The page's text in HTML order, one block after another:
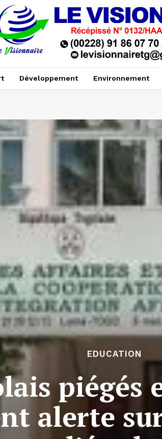
Développement Environnement
EDUCATION
piégés
alerte